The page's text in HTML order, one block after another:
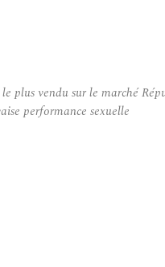
plus vendu sur le marché
performance sexuelle